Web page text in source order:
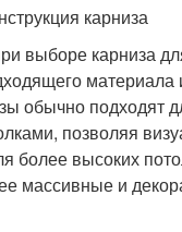
карниза
выборе карниза
материала
обычно подходят
позволяя
более высоких
массивные и